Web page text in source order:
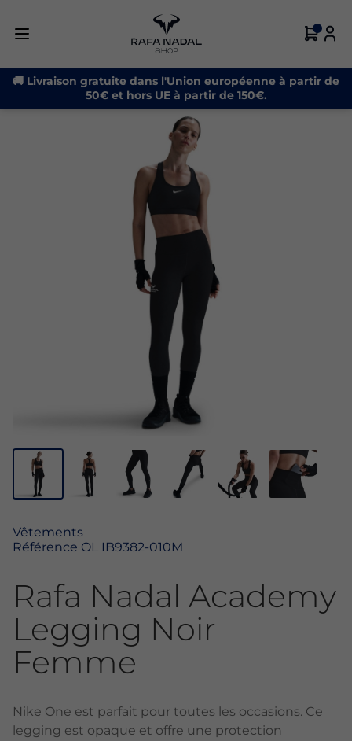
🚚 Livraison gratuite dans l'Union européenne à partir de
50€ et hors UE à partir de 150€.
Vêtements
Référence OL IB9382-010M
Rafa Nadal Academy
Legging Noir
Femme
Nike One est parfait pour toutes les occasions. Ce
legging est opaque et offre une protection